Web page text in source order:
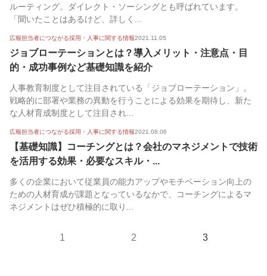
ルーティング。ダイレクト・ソーシングとも呼ばれています。
「聞いたことはあるけど、詳しく...
広報担当者につながる採用・人事に関する情報2021.11.05
ジョブローテーションとは？導入メリット・注意点・目
的・成功事例など基礎知識を紹介
人事教育制度として注目されている「ジョブローテーション」。
戦略的に部署や業務の異動を行うことによる効果を期待し、新た
な人材育成制度として注目され...
広報担当者につながる採用・人事に関する情報2021.08.06
【基礎知識】コーチングとは？会社のマネジメントで技術
を活用する効果・必要なスキル・...
多くの企業において従業員の能力アップやモチベーション向上の
ための人材育成が課題となっているなかで、コーチングによるマ
ネジメントはぜひ積極的に取り...
1 2 3